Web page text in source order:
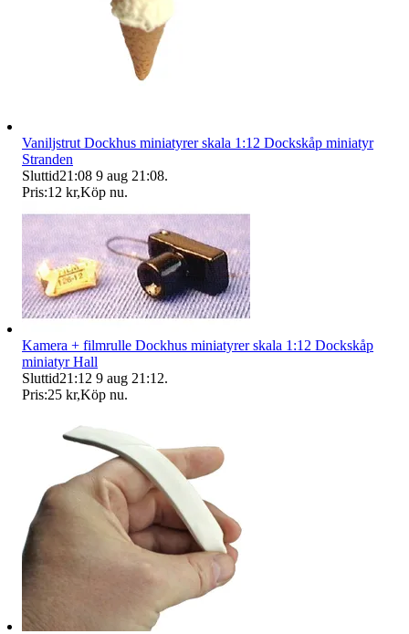
Vaniljstrut Dockhus miniatyrer skala 1:12 Dockskåp miniatyr
Stranden
Sluttid21:08 9 aug 21:08.
Pris:12 kr,Köp nu.
Kamera + filmrulle Dockhus miniatyrer skala 1:12 Dockskåp
miniatyr Hall
Sluttid21:12 9 aug 21:12.
Pris:25 kr,Köp nu.